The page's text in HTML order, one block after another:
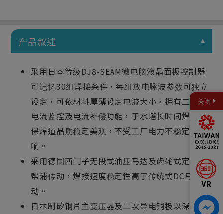
产品叙述
采用日本等级DJ8-SEAM微电脑液晶面板控制器
可记忆30组焊接条件，每组放电脉波参数可独立
设定，可依材料厚薄设定电流大小，拥有二次定
电流监控及电流补偿功能，于水塔长时间焊接确
保焊道品质稳定美观，不受工厂电力不稳定影
响。
采用德国西门子无段式油压马达及齿轮式定流量
帮浦传动，焊接速度稳定性高于传统式DC马达传
动。
日本制矽钢片主变压器及二次导电铜极以深孔钻
关闭